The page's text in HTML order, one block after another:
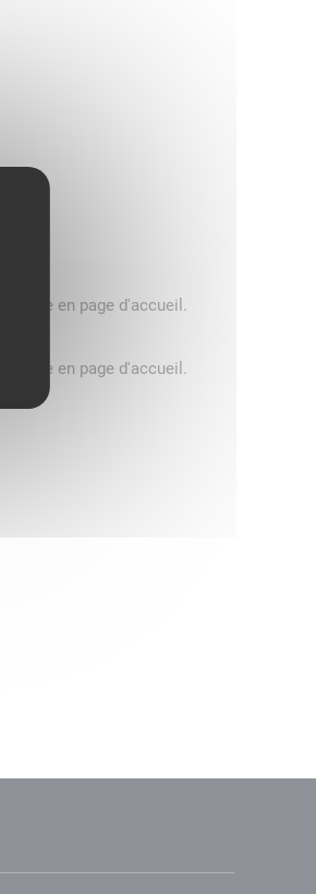
en page d'accueil.
en page d'accueil.